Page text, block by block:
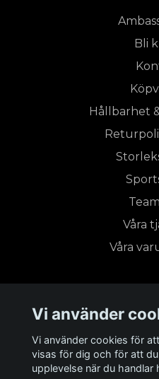
Bli
Hållbarhet
Våra
Våra
Vi använder
Vi använder cookies för
visas för dig och för att
upplevelse när du handlar